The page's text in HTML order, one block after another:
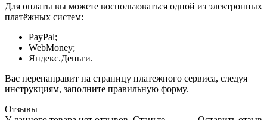
Для оплаты вы можете воспользоваться одной из электронных
платёжных систем:
PayPal;
WebMoney;
Яндекс.Деньги.
Вас перенаправит на страницу платежного сервиса, следуя
инструкциям, заполните правильную форму.
Отзывы